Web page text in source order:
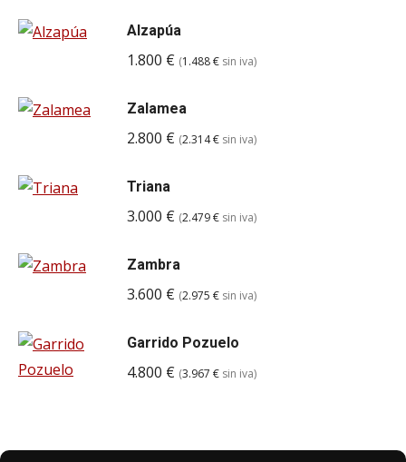
Alzapúa
1.800 € (1.488€ sin iva)
Zalamea
2.800 € (2.314€ sin iva)
Triana
3.000 € (2.479€ sin iva)
Zambra
3.600 € (2.975 € sin iva)
Garrido Pozuelo
4.800 € (3.967 € sin iva)